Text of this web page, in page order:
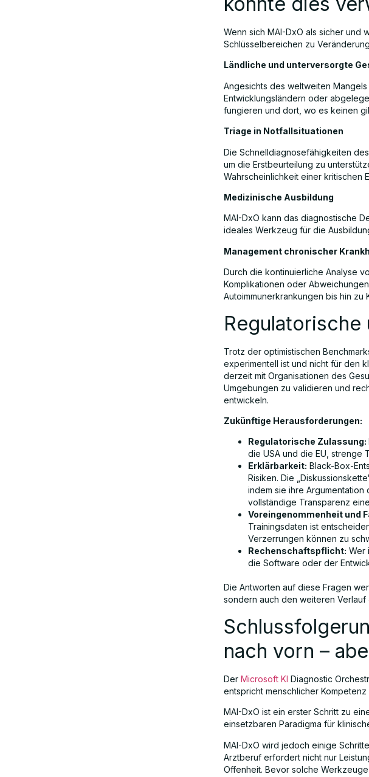
Wenn sich MAI-DxO als sicher und
Schlüsselbereichen zu
Ländliche und unterversorgte
Angesichts des weltweiten
Entwicklungsländern oder
fungieren und dort, wo es keinen
Triage in Notfallsituationen
Die Schnelldiagnosefähigkeiten
um die Erstbeurteilung zu
Wahrscheinlichkeit einer kritischen
Medizinische Ausbildung
MAI-DxO kann das diagnostische
ideales Werkzeug für die
Management chronischer
Durch die kontinuierliche Analyse
Komplikationen oder
Autoimmunerkrankungen bis hin
Trotz der optimistischen
experimentell ist und nicht für den
derzeit mit Organisationen des
Umgebungen zu validieren und
entwickeln.
Zukünftige Herausforderungen:
Regulatorische Zulassung:
die USA und die EU, strenge
Erklärbarkeit: Black-Box-
Risiken. Die
indem sie ihre
vollständige Transparenz
Voreingenommenheit und
Trainingsdaten ist
Verzerrungen können zu
Rechenschaftspflicht: Wer
die Software oder der
Die Antworten auf diese Fragen
sondern auch den weiteren Verlauf
nach vorn –
Der Microsoft KI Diagnostic
entspricht menschlicher
MAI-DxO ist ein erster Schritt zu
einsetzbaren Paradigma für
MAI-DxO wird jedoch einige
Arztberuf erfordert nicht nur
Offenheit. Bevor solche